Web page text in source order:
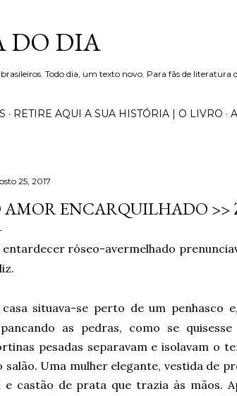
DO DIA
Todo dia, um texto novo. Para fãs de
RETIRE AQUI A SUA HISTÓRIA | O LIVRO
25, 2017
AMOR ENCARQUILHADO >>
entardecer róseo-avermelhado
casa situava-se perto de um
as pedras, como se
pesadas separavam e isolavam o
salão. Uma mulher elegante, vestida de
e castão de prata que trazia às mãos.